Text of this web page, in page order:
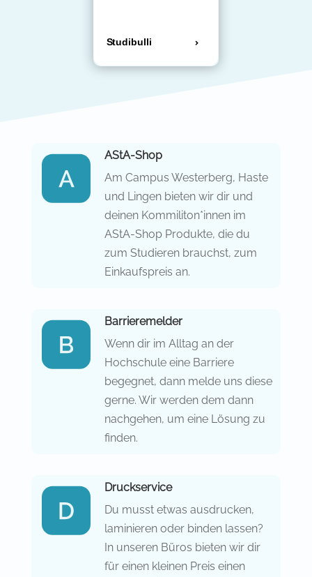
AStA-Shop
Am Campus Westerberg, Haste
und Lingen bieten wir dir und
deinen Kommiliton*innen im
AStA-Shop Produkte, die du
zum Studieren brauchst, zum
Einkaufspreis an.
Barrieremelder
Wenn dir im Alltag an der
Hochschule eine Barriere
begegnet, dann melde uns diese
gerne. Wir werden dem dann
nachgehen, um eine Lösung zu
finden.
Druckservice
Du musst etwas ausdrucken,
laminieren oder binden lassen?
In unseren Büros bieten wir dir
für einen kleinen Preis einen